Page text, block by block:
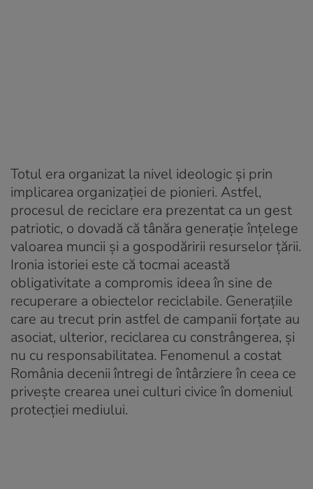
Totul era organizat la nivel ideologic și prin
implicarea organizației de pionieri. Astfel,
procesul de reciclare era prezentat ca un gest
patriotic, o dovadă că tânăra generație înțelege
valoarea muncii și a gospodăririi resurselor țării.
Ironia istoriei este că tocmai această
obligativitate a compromis ideea în sine de
recuperare a obiectelor reciclabile. Generațiile
care au trecut prin astfel de campanii forțate au
asociat, ulterior, reciclarea cu constrângerea, și
nu cu responsabilitatea. Fenomenul a costat
România decenii întregi de întârziere în ceea ce
privește crearea unei culturi civice în domeniul
protecției mediului.